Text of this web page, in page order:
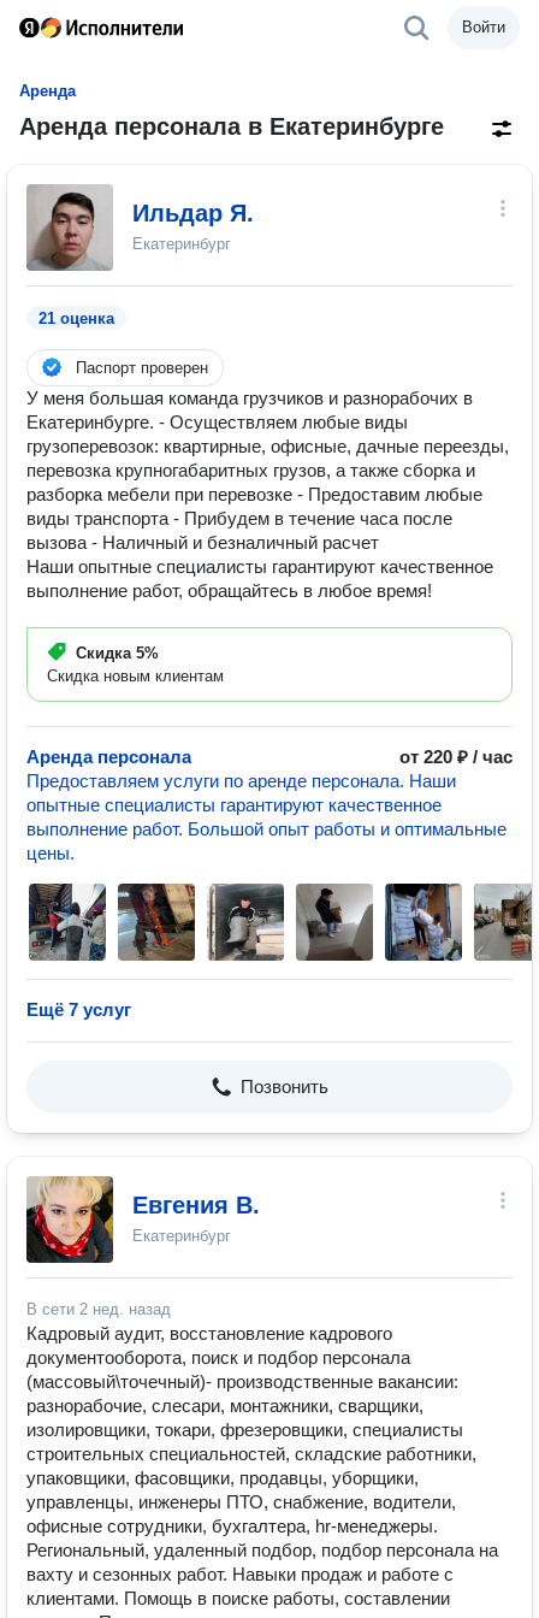
Войти
Аренда
Аренда персонала в Екатеринбурге
Ильдар Я.
Екатеринбург
21 оценка
Паспорт проверен
У меня большая команда грузчиков и разнорабочих в
Екатеринбурге. - Осуществляем любые виды
грузоперевозок: квартирные, офисные, дачные переезды,
перевозка крупногабаритных грузов, а также сборка и
разборка мебели при перевозке - Предоставим любые
виды транспорта - Прибудем в течение часа после
вызова - Наличный и безналичный расчет
Наши опытные специалисты гарантируют качественное
выполнение работ, обращайтесь в любое время!
Скидка 5%
Скидка новым клиентам
Аренда персонала
от 220 ₽ / час
Предоставляем услуги по аренде персонала. Наши
опытные специалисты гарантируют качественное
выполнение работ. Большой опыт работы и оптимальные
цены.
Ещё 7 услуг
Позвонить
Евгения В.
Екатеринбург
В сети 2 нед. назад
Кадровый аудит, восстановление кадрового
документооборота, поиск и подбор персонала
(массовый\точечный)- производственные вакансии:
разнорабочие, слесари, монтажники, сварщики,
изолировщики, токари, фрезеровщики, специалисты
строительных специальностей, складские работники,
упаковщики, фасовщики, продавцы, уборщики,
управленцы, инженеры ПТО, снабжение, водители,
офисные сотрудники, бухгалтера, hr-менеджеры.
Региональный, удаленный подбор, подбор персонала на
вахту и сезонных работ. Навыки продаж и работе с
клиентами. Помощь в поиске работы, составлении